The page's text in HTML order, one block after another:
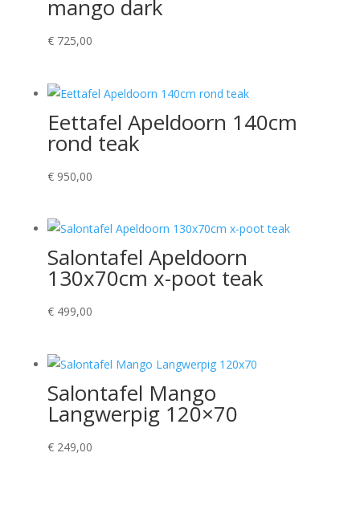
mango dark
€725,00
Eettafel Apeldoorn 140cm
rond teak
€950,00
Salontafel Apeldoorn
130x70cm x-poot teak
€499,00
Salontafel Mango
Langwerpig 120×70
€249,00